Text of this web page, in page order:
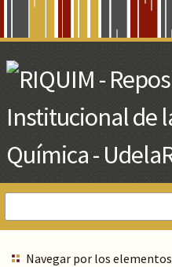
Main
Content
Navegar por los elementos